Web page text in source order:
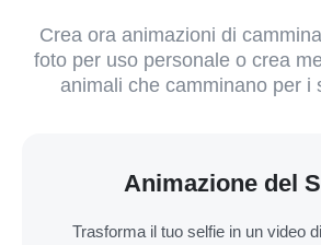
Crea ora animazioni di
foto per uso personale o crea
animali che camminano per i
Animazione del
Trasforma il tuo selfie in un video